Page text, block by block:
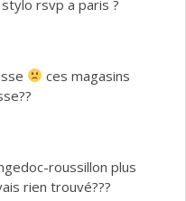
rsvp a paris ?
ces magasins
roussillon plus
rien trouvé???